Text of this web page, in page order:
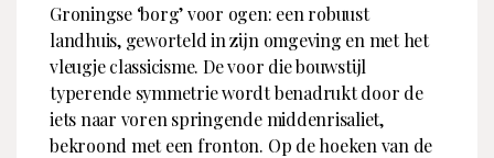
Groningse ‘borg’ voor ogen: een robuust
landhuis, geworteld in zijn omgeving en met het
vleugje classicisme. De voor die bouwstijl
typerende symmetrie wordt benadrukt door de
iets naar voren springende middenrisaliet,
bekroond met een fronton. Op de hoeken van de
Inhoud
2636 m³
Perceeloppervlakte
2955 m²
Indeling
Aantal kamers
14
E-mailadres
jillsangers@voorma-
walch.nl